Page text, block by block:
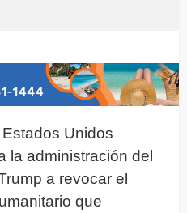
Unidos
la administración del
a revocar el
que